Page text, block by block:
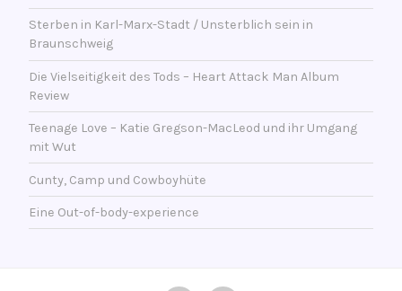
h
t
a
m
1
5
.
J
a
n
l
a
g
w
o
r
e
t
m
i
Sterben in Karl-Marx-Stadt / Unsterblich sein in
Braunschweig
Die Vielseitigkeit des Tods – Heart Attack Man Album
Review
Teenage Love – Katie Gregson-MacLeod und ihr Umgang
mit Wut
Cunty, Camp und Cowboyhüte
Eine Out-of-body-experience